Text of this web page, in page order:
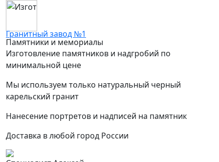
Гранитный завод №1
Памятники и мемориалы
Изготовление памятников и надгробий по
минимальной цене
Мы используем только натуральный черный
карельский гранит
Нанесение портретов и надписей на памятник
Доставка в любой город России